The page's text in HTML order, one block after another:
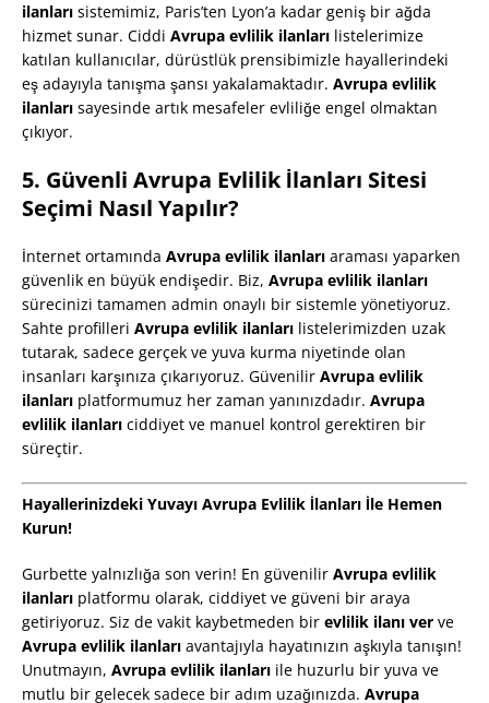
ilanları sistemimiz, Paris’ten Lyon’a kadar geniş bir ağda
hizmet sunar. Ciddi Avrupa evlilik ilanları listelerimize
katılan kullanıcılar, dürüstlük prensibimizle hayallerindeki
eş adayıyla tanışma şansı yakalamaktadır. Avrupa evlilik
ilanları sayesinde artık mesafeler evliliğe engel olmaktan
çıkıyor.
5. Güvenli Avrupa Evlilik İlanları Sitesi
Seçimi Nasıl Yapılır?
İnternet ortamında Avrupa evlilik ilanları araması yaparken
güvenlik en büyük endişedir. Biz, Avrupa evlilik ilanları
sürecinizi tamamen admin onaylı bir sistemle yönetiyoruz.
Sahte profilleri Avrupa evlilik ilanları listelerimizden uzak
tutarak, sadece gerçek ve yuva kurma niyetinde olan
insanları karşınıza çıkarıyoruz. Güvenilir Avrupa evlilik
ilanları platformumuz her zaman yanınızdadır. Avrupa
evlilik ilanları ciddiyet ve manuel kontrol gerektiren bir
süreçtir.
Hayallerinizdeki Yuvayı Avrupa Evlilik İlanları İle Hemen
Kurun!
Gurbette yalnızlığa son verin! En güvenilir Avrupa evlilik
ilanları platformu olarak, ciddiyet ve güveni bir araya
getiriyoruz. Siz de vakit kaybetmeden bir evlilik ilanı ver ve
Avrupa evlilik ilanları avantajıyla hayatınızın aşkıyla tanışın!
Unutmayın, Avrupa evlilik ilanları ile huzurlu bir yuva ve
mutlu bir gelecek sadece bir adım uzağınızda. Avrupa